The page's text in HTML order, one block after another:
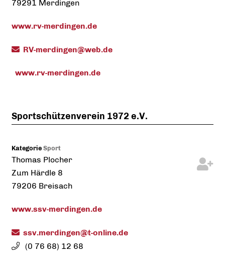
79291 Merdingen
www.rv-merdingen.de
RV-merdingen@web.de
www.rv-merdingen.de
Sportschützenverein 1972 e.V.
Kategorie Sport
Thomas Plocher
Zum Härdle 8
79206 Breisach
www.ssv-merdingen.de
ssv.merdingen@t-online.de
(0 76 68) 12 68